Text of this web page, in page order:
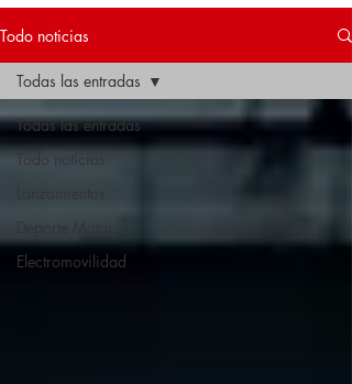
Todo noticias
Todas las entradas
Todo noticias
Deporte Motor
Electromovilidad
Todas las entradas